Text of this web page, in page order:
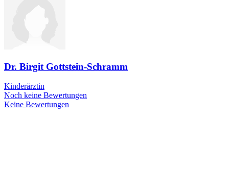
Dr. Birgit Gottstein-Schramm
Kinderärztin
Noch keine Bewertungen
Keine Bewertungen